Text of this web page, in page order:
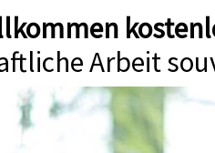
Arbeit